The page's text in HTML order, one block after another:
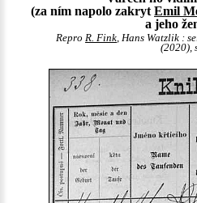
(za ním napolo zakryt Emil
a jeho
Repro R. Fink, Hans Watzlik :
(2020),